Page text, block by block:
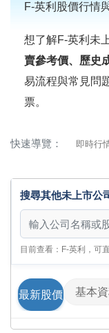
F-英利股價行情
想了解F-英利未
賣參考價、歷史
易流程與常見問
票。
快速導覽： 即時行
搜尋其他未上市公
搜尋其他未上市公
目前查看：F-英利，可
最新股價 基本